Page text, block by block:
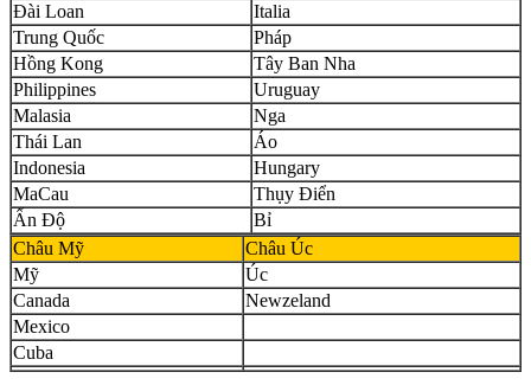
Đài Loan
Italia
Trung Quốc
Pháp
Hồng Kong
Tây Ban Nha
Philippines
Uruguay
Malasia
Nga
Thái Lan
Áo
Indonesia
Hungary
MaCau
Thụy Điển
Ấn Độ
Bỉ
Châu Mỹ
Châu Úc
Mỹ
Úc
Canada
Newzeland
Mexico
Cuba